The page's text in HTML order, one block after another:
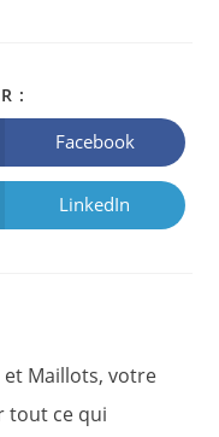
:
Ouvrir
dans
une
autre
fenêtre
Facebook
Ouvrir
dans
LinkedIn
et Maillots, votre
tout ce qui